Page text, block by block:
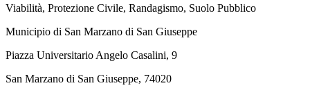
Viabilità, Protezione Civile, Randagismo, Suolo Pubblico
Municipio di San Marzano di San Giuseppe
Piazza Universitario Angelo Casalini, 9
San Marzano di San Giuseppe, 74020